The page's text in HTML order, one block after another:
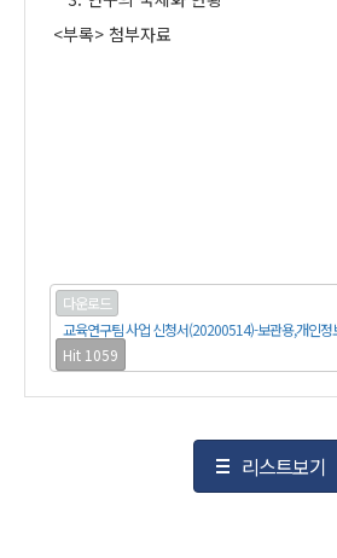
<부록> 첨부자료
다운로드
교육연구팀 사업 신청서(20200514)-보관용,개인
Hit 1059
리스트보기